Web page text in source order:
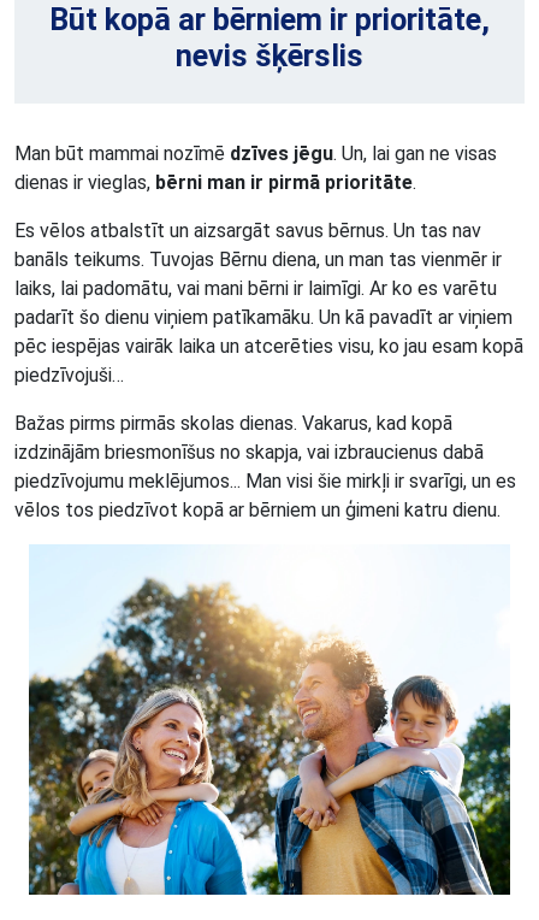
Būt kopā ar bērniem ir prioritāte,
nevis šķērslis
Man būt mammai nozīmē dzīves jēgu. Un, lai gan ne visas
dienas ir vieglas, bērni man ir pirmā prioritāte.
Es vēlos atbalstīt un aizsargāt savus bērnus. Un tas nav
banāls teikums. Tuvojas Bērnu diena, un man tas vienmēr ir
laiks, lai padomātu, vai mani bērni ir laimīgi. Ar ko es varētu
padarīt šo dienu viņiem patīkamāku. Un kā pavadīt ar viņiem
pēc iespējas vairāk laika un atcerēties visu, ko jau esam kopā
piedzīvojuši…
Bažas pirms pirmās skolas dienas. Vakarus, kad kopā
izdzinājām briesmonīšus no skapja, vai izbraucienus dabā
piedzīvojumu meklējumos... Man visi šie mirkļi ir svarīgi, un es
vēlos tos piedzīvot kopā ar bērniem un ģimeni katru dienu.